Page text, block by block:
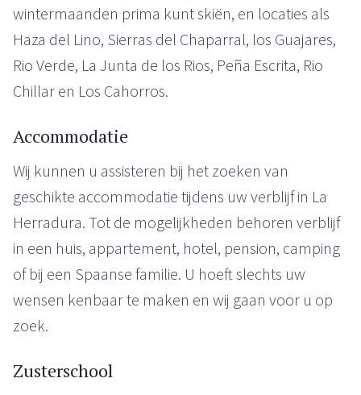
wintermaanden prima kunt skiën, en locaties als
Haza del Lino, Sierras del Chaparral, los Guajares,
Rio Verde, La Junta de los Rios, Peña Escrita, Rio
Chillar en Los Cahorros.
Accommodatie
Wij kunnen u assisteren bij het zoeken van
geschikte accommodatie tijdens uw verblijf in La
Herradura. Tot de mogelijkheden behoren verblijf
in een huis, appartement, hotel, pension, camping
of bij een Spaanse familie. U hoeft slechts uw
wensen kenbaar te maken en wij gaan voor u op
zoek.
Zusterschool